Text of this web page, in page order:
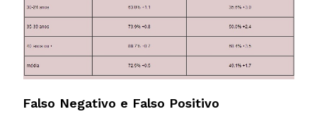
Falso Negativo e Falso Positivo